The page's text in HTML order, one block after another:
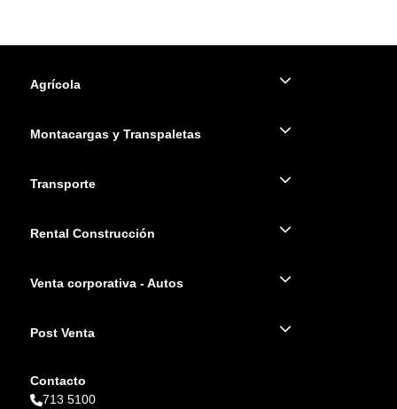
Agrícola
Montacargas y Transpaletas
Transporte
Rental Construcción
Venta corporativa - Autos
Post Venta
Contacto
713 5100